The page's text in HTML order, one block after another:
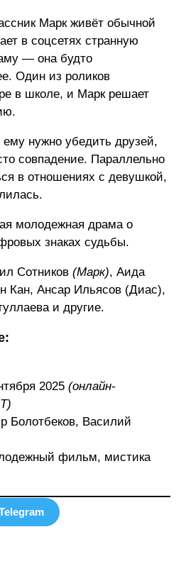
Марк живёт обычной
в соцсетях странную
— она будто
Один из роликов
в школе, и Марк решает
нужно убедить друзей,
совпадение. Параллельно
в отношениях с девушкой,
молодежная драма о
знаках судьбы.
Сотников (Марк), Аида
Кан, Ансар Ильясов (Диас),
и другие.
2025 (онлайн-
Болотбеков, Василий
фильм, мистика